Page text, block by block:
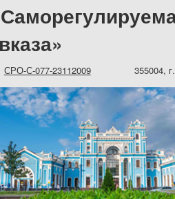
СРО-С-077-23112009 355004,